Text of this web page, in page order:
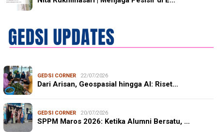
GEDSI CORNER 22/07/2026
Dari Arisan, Geospasial hingga AI: Riset…
GEDSI CORNER 20/07/2026
SPPM Maros 2026: Ketika Alumni Bersatu, …